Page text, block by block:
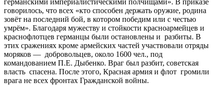
говорилось, что всех «кто способен держать оружие, родина
зовёт на последний бой, в котором победим или с честью
умрём». Благодаря мужеству и стойкости красноармейцев и
краснофлотцев германцы были остановлены и разбиты. В
этих сражениях кроме армейских частей участвовали отряды
моряков — добровольцев, около 1600 чел., под
командованием П.Е. Дыбенко. Враг был разбит, советская
власть спасена. После этого, Красная армия и флот громили
врага не всех фронтах Гражданской войны.